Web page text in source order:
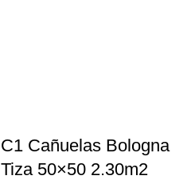
C1 Cañuelas Bologna
Tiza 50×50 2.30m2